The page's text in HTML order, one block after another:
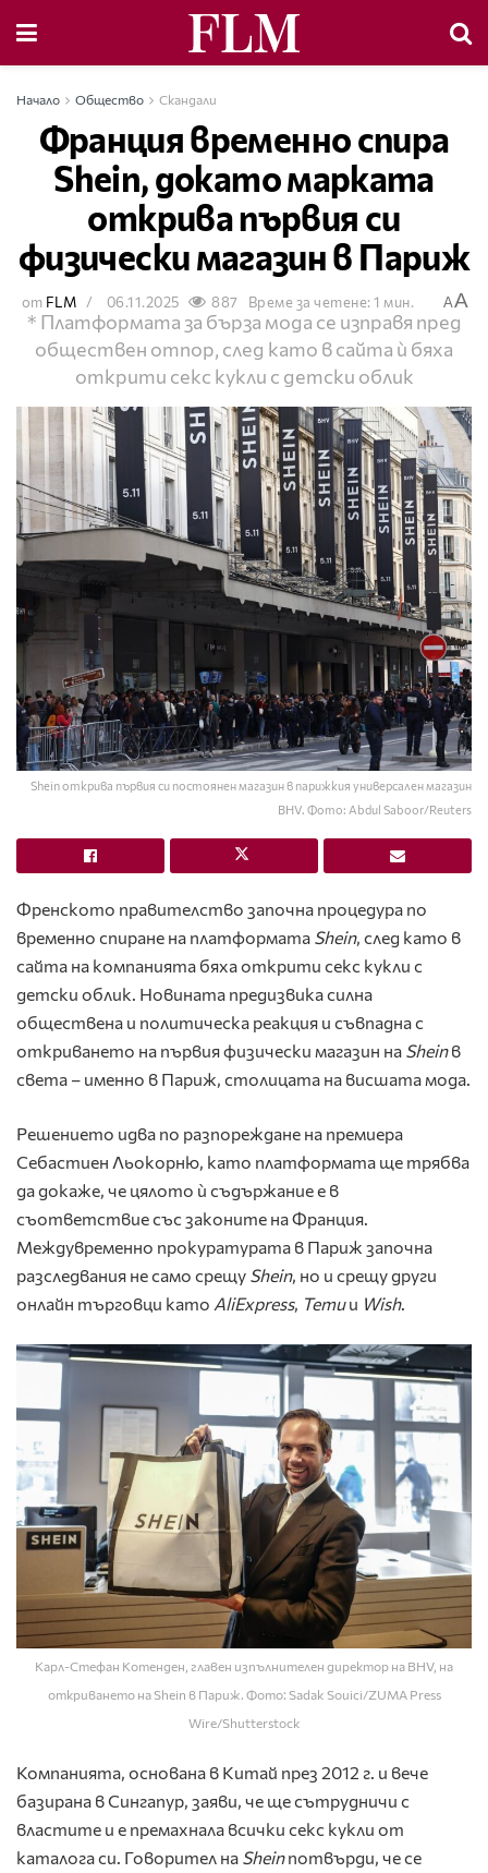
Начало Общество Скандали
Франция временно спира
Shein, докато марката
открива първия си
физически магазин в Париж
от FLM 06.11.2025 887 Време за четене: 1 мин. AA
* Платформата за бърза мода се изправя пред
обществен отпор, след като в сайта ѝ бяха
открити секс кукли с детски облик
Shein открива първия си постоянен магазин в парижкия универсален магазин
BHV. Фото: Abdul Saboor/Reuters
Френското правителство започна процедура по
временно спиране на платформата Shein, след като в
сайта на компанията бяха открити секс кукли с
детски облик. Новината предизвика силна
обществена и политическа реакция и съвпадна с
откриването на първия физически магазин на Sheinв
света – именно в Париж, столицата на висшата мода.
Решението идва по разпореждане на премиера
Себастиен Льокорню, като платформата ще трябва
да докаже, че цялото ѝ съдържание е в
съответствие със законите на Франция.
Междувременно прокуратурата в Париж започна
разследвания не само срещу Shein, но и срещу други
онлайн търговци като AliExpress, Temuи Wish.
Карл-Стефан Котенден, главен изпълнителен директор на BHV, на
откриването на Shein в Париж. Фото: Sadak Souici/ZUMA Press
Wire/Shutterstock
Компанията, основана в Китай през 2012 г. и вече
базирана в Сингапур, заяви, че ще сътрудничи с
властите и е премахнала всички секс кукли от
каталога си. Говорител на Sheinпотвърди, че се